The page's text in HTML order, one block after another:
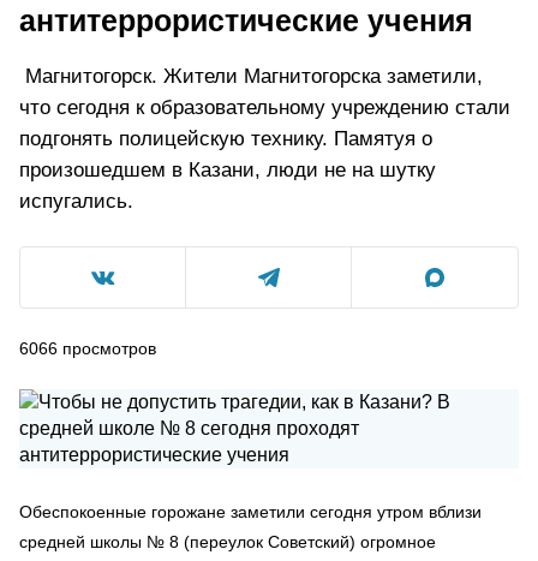
антитеррористические учения
Магнитогорск. Жители Магнитогорска заметили,
что сегодня к образовательному учреждению стали
подгонять полицейскую технику. Памятуя о
произошедшем в Казани, люди не на шутку
испугались.
6066 просмотров
Обеспокоенные горожане заметили сегодня утром вблизи
средней школы № 8 (переулок Советский) огромное